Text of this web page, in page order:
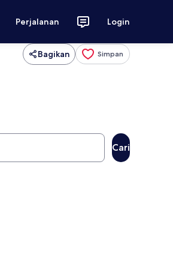
Perjalanan Login
Bagikan Simpan
Cari